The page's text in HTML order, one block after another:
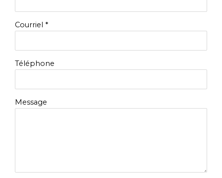
Courriel *
Téléphone
Message